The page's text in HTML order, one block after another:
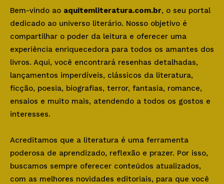
Bem-vindo ao aquitemliteratura.com.br, o seu portal
dedicado ao universo literário. Nosso objetivo é
compartilhar o poder da leitura e oferecer uma
experiência enriquecedora para todos os amantes dos
livros. Aqui, você encontrará resenhas detalhadas,
lançamentos imperdíveis, clássicos da literatura,
ficção, poesia, biografias, terror, fantasia, romance,
ensaios e muito mais, atendendo a todos os gostos e
interesses.
Acreditamos que a literatura é uma ferramenta
poderosa de aprendizado, reflexão e prazer. Por isso,
buscamos sempre oferecer conteúdos atualizados,
com as melhores novidades editoriais, para que você